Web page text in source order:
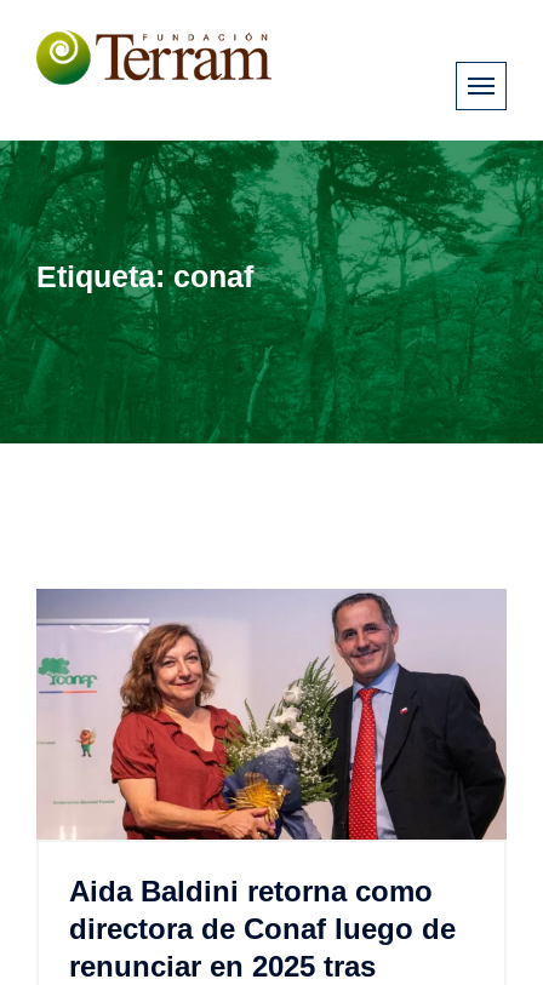
Etiqueta:conaf
Aida Baldini retorna como
directora de Conaf luego de
renunciar en 2025 tras